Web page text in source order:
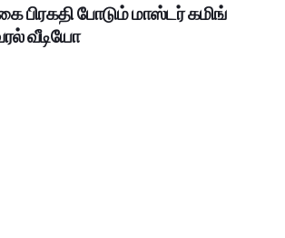
பிரகதி போடும் மாஸ்டர் கமிங்
வீடியோ